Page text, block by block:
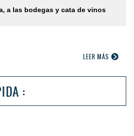
a las bodegas y cata de vinos
LEER MÁS
: